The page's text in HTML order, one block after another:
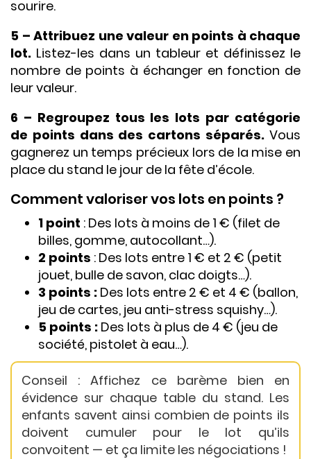
sourire.
5 – Attribuez une valeur en points à chaque
lot. Listez-les dans un tableur et définissez le
nombre de points à échanger en fonction de
leur valeur.
6 – Regroupez tous les lots par catégorie
de points dans des cartons séparés. Vous
gagnerez un temps précieux lors de la mise en
place du stand le jour de la fête d’école.
Comment valoriser vos lots en points ?
1 point : Des lots à moins de 1 € (filet de
billes, gomme, autocollant…).
2 points : Des lots entre 1 € et 2 € (petit
jouet, bulle de savon, clac doigts…).
3 points : Des lots entre 2 € et 4 € (ballon,
jeu de cartes, jeu anti-stress squishy…).
5 points : Des lots à plus de 4 € (jeu de
société, pistolet à eau…).
Conseil : Affichez ce barème bien en
évidence sur chaque table du stand. Les
enfants savent ainsi combien de points ils
doivent cumuler pour le lot qu’ils
convoitent — et ça limite les négociations !